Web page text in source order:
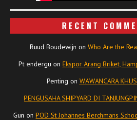
RECENT
Ruud Boudewijn on Who Are the
Pt endergu on Ekspor Arang Briket,
Penting on WAWANCARA
PENGUSAHA SHIPYARD DI
Gun on POD St Johannes Berchmans